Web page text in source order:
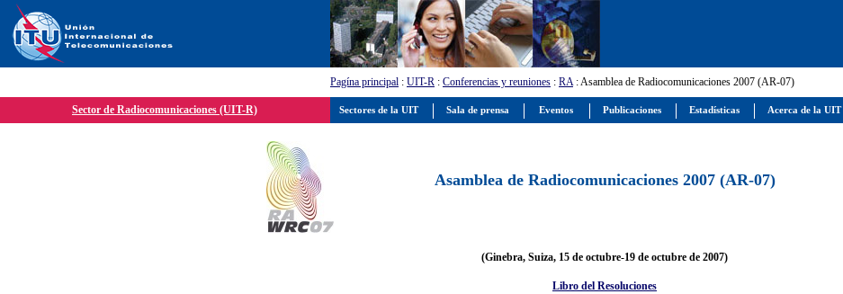
Pagína principal : UIT-R : Conferencias y reuniones : RA: Asamblea de Radiocomunicaciones 2007 (AR-07)
Sector de Radiocomunicaciones (UIT-R)
Asamblea de Radiocomunicaciones 2007 (AR-07)
(Ginebra, Suiza, 15 de octubre-19 de octubre de 2007)
Libro del Resoluciones
Sectores de la UIT Sala de prensa Eventos Publicaciones Estadísticas Acerca de la UIT